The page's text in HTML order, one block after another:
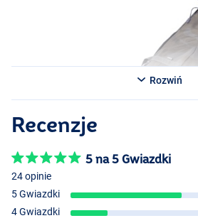
Rozwiń
Recenzje
5 na 5 Gwiazdki
24 opinie
5 Gwiazdki
4 Gwiazdki